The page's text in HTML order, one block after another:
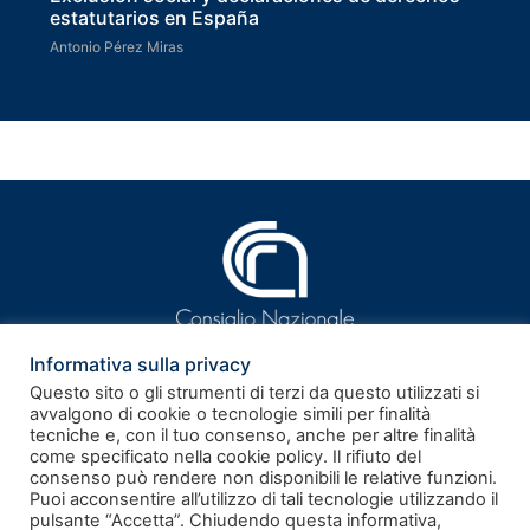
estatutarios en España
Antonio Pérez Miras
Rivista telematica – Registrazione al Tribunale di Roma n.
ISSN 2281-9339
Informativa sulla privacy
Questo sito o gli strumenti di terzi da questo utilizzati si
avvalgono di cookie o tecnologie simili per finalità
tecniche e, con il tuo consenso, anche per altre finalità
come specificato nella cookie policy. Il rifiuto del
consenso può rendere non disponibili le relative funzioni.
Puoi acconsentire all’utilizzo di tali tecnologie utilizzando il
pulsante “Accetta”. Chiudendo questa informativa,